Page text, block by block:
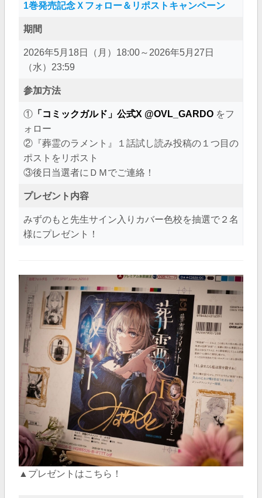
1巻発売記念Ｘフォロー＆リポストキャンペーン
期間
2026年5月18日（月）18:00～2026年5月27日
（水）23:59
参加方法
①「コミックガルド」公式X @OVL_GARDO をフ
ォロー
②『葬霊のラメント』１話試し読み投稿の１つ目の
ポストをリポスト
③後日当選者にＤＭでご連絡！
プレゼント内容
みずのもと先生サイン入りカバー色校を抽選で２名
様にプレゼント！
▲プレゼントはこちら！